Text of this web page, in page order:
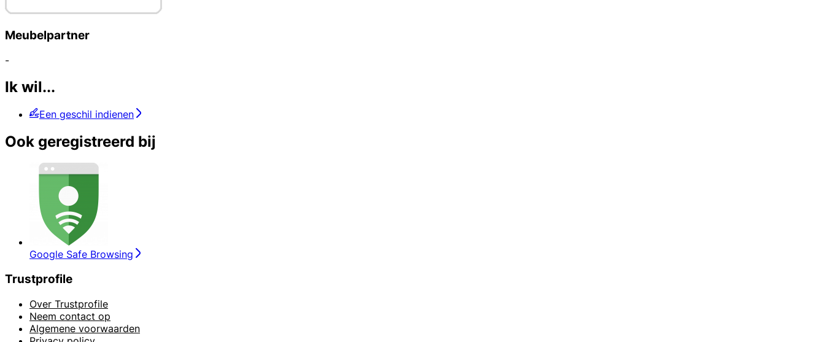
Meubelpartner
-
Ik wil...
Een geschil indienen
Ook geregistreerd bij
Google Safe Browsing
Trustprofile
Over Trustprofile
Neem contact op
Algemene voorwaarden